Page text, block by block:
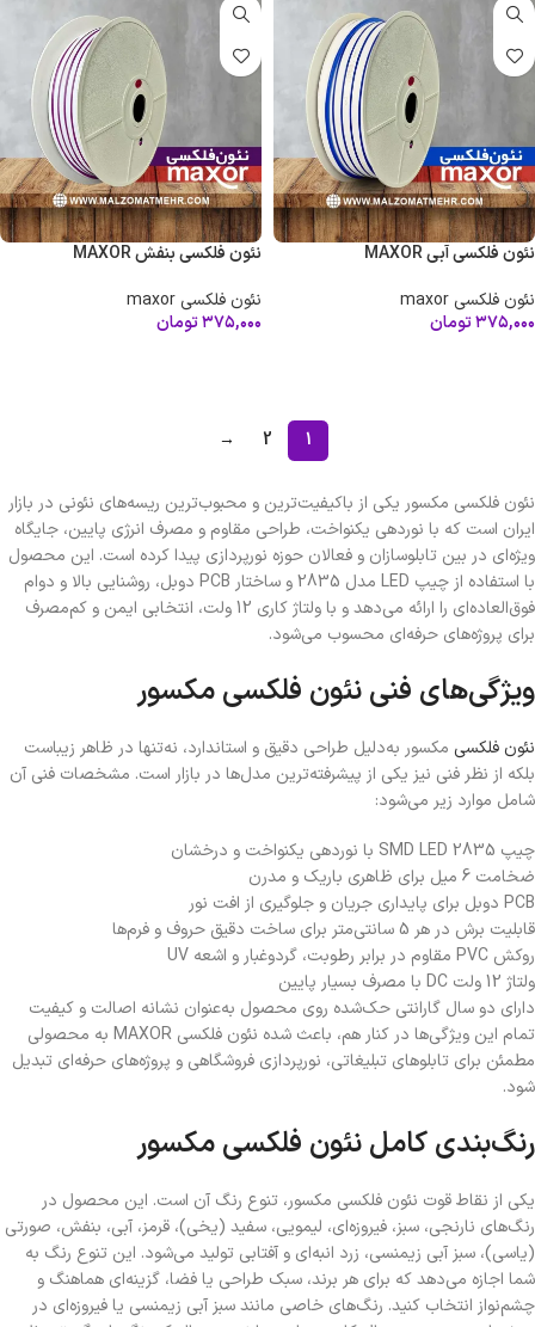
نئون فلکسی آبی MAXOR
نئون فلکسی maxor
۳۷۵,۰۰۰تومان
نئون فلکسی بنفش MAXOR
نئون فلکسی maxor
۳۷۵,۰۰۰تومان
1
2
→
نئون فلکسی مکسور یکی از باکیفیت‌ترین و محبوب‌ترین ریسه‌های نئونی در بازار
ایران است که با نوردهی یکنواخت، طراحی مقاوم و مصرف انرژی پایین، جایگاه
ویژه‌ای در بین تابلوسازان و فعالان حوزه نورپردازی پیدا کرده است. این محصول
با استفاده از چیپ LED مدل 2835 و ساختار PCB دوبل، روشنایی بالا و دوام
فوق‌العاده‌ای را ارائه می‌دهد و با ولتاژ کاری 12 ولت، انتخابی ایمن و کم‌مصرف
برای پروژه‌های حرفه‌ای محسوب می‌شود.
ویژگی‌های فنی نئون فلکسی مکسور
نئون فلکسی مکسور به‌دلیل طراحی دقیق و استاندارد، نه‌تنها در ظاهر زیباست
بلکه از نظر فنی نیز یکی از پیشرفته‌ترین مدل‌ها در بازار است. مشخصات فنی آن
شامل موارد زیر می‌شود:
چیپ 2835 SMD LED با نوردهی یکنواخت و درخشان
ضخامت 6 میل برای ظاهری باریک و مدرن
PCB دوبل برای پایداری جریان و جلوگیری از افت نور
قابلیت برش در هر 5 سانتی‌متر برای ساخت دقیق حروف و فرم‌ها
روکش PVC مقاوم در برابر رطوبت، گردوغبار و اشعه UV
ولتاژ 12 ولت DC با مصرف بسیار پایین
دارای دو سال گارانتی حک‌شده روی محصول به‌عنوان نشانه اصالت و کیفیت
تمام این ویژگی‌ها در کنار هم، باعث شده نئون فلکسی MAXOR به محصولی
مطمئن برای تابلوهای تبلیغاتی، نورپردازی فروشگاهی و پروژه‌های حرفه‌ای تبدیل
شود.
رنگ‌بندی کامل نئون فلکسی مکسور
یکی از نقاط قوت نئون فلکسی مکسور، تنوع رنگ آن است. این محصول در
رنگ‌های نارنجی، سبز، فیروزه‌ای، لیمویی، سفید (یخی)، قرمز، آبی، بنفش، صورتی
(یاسی)، سبز آبی زیمنسی، زرد انبه‌ای و آفتابی تولید می‌شود. این تنوع رنگ به
شما اجازه می‌دهد که برای هر برند، سبک طراحی یا فضا، گزینه‌ای هماهنگ و
چشم‌نواز انتخاب کنید. رنگ‌های خاصی مانند سبز آبی زیمنسی یا فیروزه‌ای در